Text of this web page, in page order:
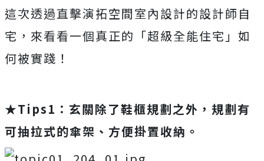
這次透過直擊演拓空間室內設計的設計師自
宅，來看看一個真正的「超級全能住宅」如
何被實踐！
★Tips1：玄關除了鞋櫃規劃之外，規劃有
可抽拉式的傘架、方便掛置收納。